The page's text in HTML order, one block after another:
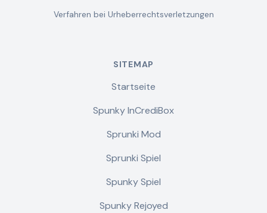
Verfahren bei Urheberrechtsverletzungen
SITEMAP
Startseite
Spunky InCrediBox
Sprunki Mod
Sprunki Spiel
Spunky Spiel
Spunky Rejoyed